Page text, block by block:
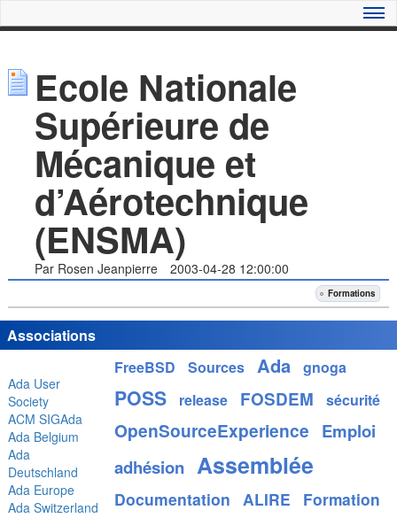
Ecole Nationale
Supérieure de
Mécanique et
d’Aérotechnique
(ENSMA)
Par Rosen Jeanpierre 2003-04-28 12:00:00
Formations
Associations
Ada User
Society
ACM SIGAda
Ada Belgium
Ada
Deutschland
Ada Europe
Ada Switzerland
FreeBSD Sources Ada gnoga
POSS release FOSDEM sécurité
OpenSourceExperience Emploi
adhésion Assemblée
Documentation ALIRE Formation